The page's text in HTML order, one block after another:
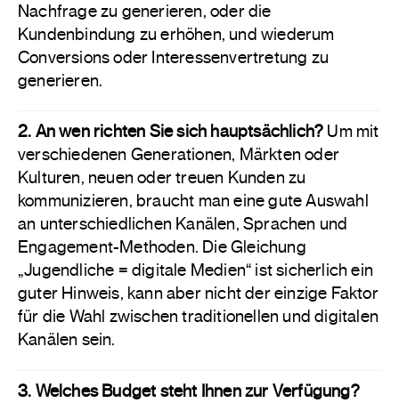
Nachfrage zu generieren, oder die
Kundenbindung zu erhöhen, und wiederum
Conversions oder Interessenvertretung zu
generieren.
2. An wen richten Sie sich hauptsächlich? Um mit
verschiedenen Generationen, Märkten oder
Kulturen, neuen oder treuen Kunden zu
kommunizieren, braucht man eine gute Auswahl
an unterschiedlichen Kanälen, Sprachen und
Engagement-Methoden. Die Gleichung
„Jugendliche = digitale Medien“ ist sicherlich ein
guter Hinweis, kann aber nicht der einzige Faktor
für die Wahl zwischen traditionellen und digitalen
Kanälen sein.
3. Welches Budget steht Ihnen zur Verfügung?